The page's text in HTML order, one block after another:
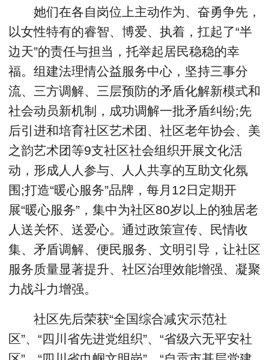
她们在各自岗位上主动作为、奋勇争先，
以女性特有的睿智、博爱、执着，扛起了“半
边天”的责任与担当，托举起居民稳稳的幸
福。组建法理情公益服务中心，坚持三事分
流、三方调解、三层预防的矛盾化解新模式和
社会动员新机制，成功调解一批矛盾纠纷;先
后引进和培育社区艺术团、社区老年协会、美
之韵艺术团等9支社区社会组织开展文化活
动，形成人人参与、人人共享的互助文化氛
围;打造“暖心服务”品牌，每月12日定期开
展“暖心服务”，集中为社区80岁以上的独居老
人送关怀、送爱心。通过政策宣传、民情收
集、矛盾调解、便民服务、文明引导，让社区
服务质量显著提升、社区治理效能增强、凝聚
力战斗力增强。
社区先后荣获“全国综合减灾示范社
区”、“四川省先进党组织”、“省级六无平安社